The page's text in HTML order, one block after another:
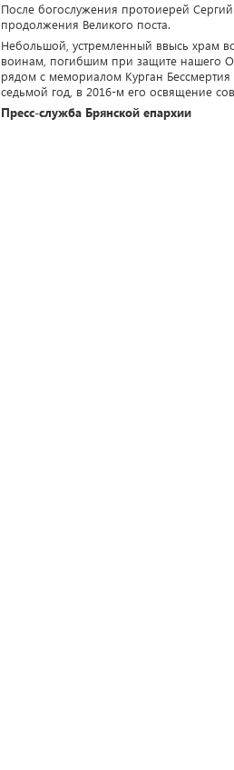
После богослужения протоиерей
продолжения Великого поста.
Небольшой, устремленный ввысь храм
воинам, погибшим при защите нашего
рядом с мемориалом Курган
седьмой год, в 2016-м его освящение
Пресс-служба Брянской епархии